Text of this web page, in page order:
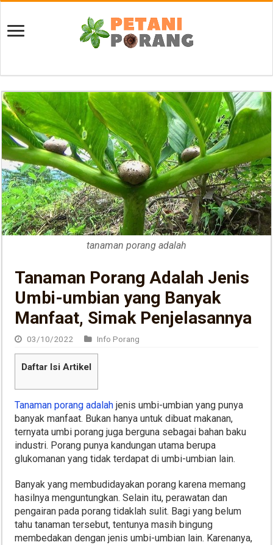
tanaman porang adalah
Tanaman Porang Adalah Jenis
Umbi-umbian yang Banyak
Manfaat, Simak Penjelasannya
03/10/2022 Info Porang
Daftar Isi Artikel
Tanaman porang adalah jenis umbi-umbian yang punya
banyak manfaat. Bukan hanya untuk dibuat makanan,
ternyata umbi porang juga berguna sebagai bahan baku
industri. Porang punya kandungan utama berupa
glukomanan yang tidak terdapat di umbi-umbian lain.
Banyak yang membudidayakan porang karena memang
hasilnya menguntungkan. Selain itu, perawatan dan
pengairan pada porang tidaklah sulit. Bagi yang belum
tahu tanaman tersebut, tentunya masih bingung
membedakan dengan jenis umbi-umbian lain. Karenanya,